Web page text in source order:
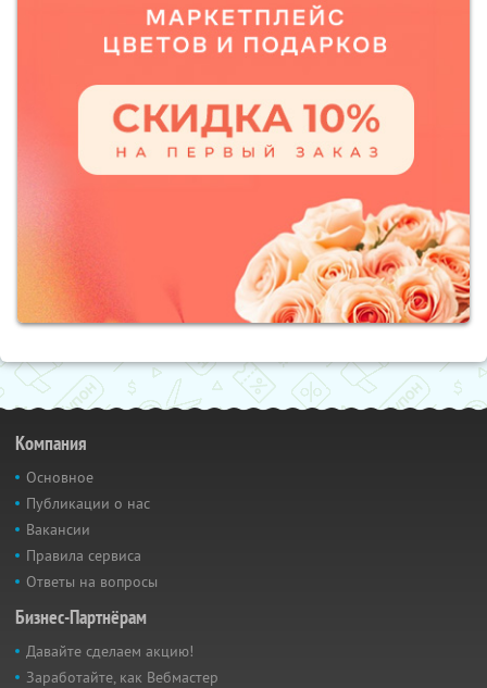
Компания
Основное
Публикации о нас
Вакансии
Правила сервиса
Ответы на вопросы
Бизнес-Партнёрам
Давайте сделаем акцию!
Заработайте, как Вебмастер